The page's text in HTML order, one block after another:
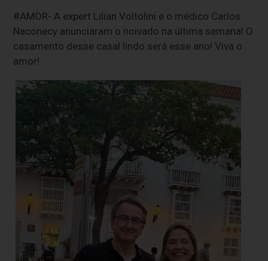
#AMOR- A expert Lilian Voltolini e o médico Carlos
Naconecy anunciaram o noivado na última semana! O
casamento desse casal lindo será esse ano! Viva o
amor!